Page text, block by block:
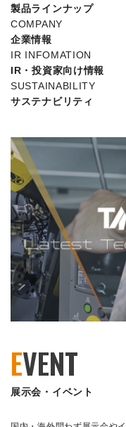
製品ラインナップ
COMPANY
企業情報
IR INFOMATION
IR・投資家向け情報
SUSTAINABILITY
サステナビリティ
EVENT
展示会・イベント